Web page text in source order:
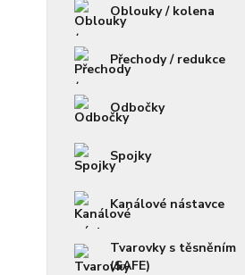
Oblouky / kolena
Přechody / redukce
Odbočky
Spojky
Kanálové nástavce
Tvarovky s těsněním
(SAFE)